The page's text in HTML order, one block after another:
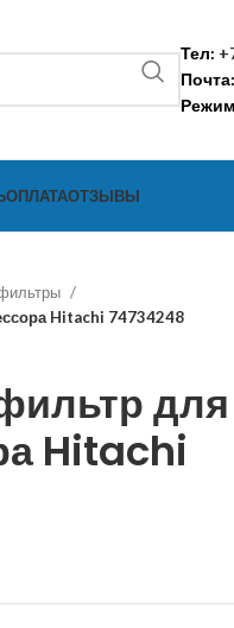
Тел:
Почта:
ОПЛАТАОТЗЫВЫ
Hitachi 74734248
для
Hitachi